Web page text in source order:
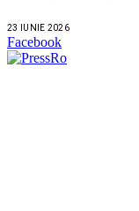
23 IUNIE 2026
Facebook